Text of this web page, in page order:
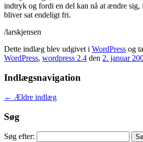
indtryk og fordi en del kan nå at ændre sig,
bliver sat endeligt fri.
/larskjensen
Dette indlæg blev udgivet i WordPress og
WordPress, wordpress 2.4 den 2. januar
Indlægsnavigation
← Ældre indlæg
Søg
Søg efter: